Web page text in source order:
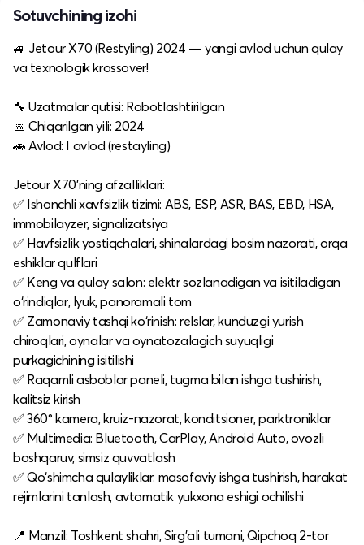
Sotuvchining izohi
🚙 Jetour X70 (Restyling) 2024 — yangi avlod uchun qulay
va texnologik krossover!
🔧 Uzatmalar qutisi: Robotlashtirilgan
📅 Chiqarilgan yili: 2024
🚗 Avlod: I avlod (restayling)
Jetour X70’ning afzalliklari:
✅ Ishonchli xavfsizlik tizimi: ABS, ESP, ASR, BAS, EBD, HSA,
immobilayzer, signalizatsiya
✅ Havfsizlik yostiqchalari, shinalardagi bosim nazorati, orqa
eshiklar qulflari
✅ Keng va qulay salon: elektr sozlanadigan va isitiladigan
o‘rindiqlar, lyuk, panoramali tom
✅ Zamonaviy tashqi ko‘rinish: relslar, kunduzgi yurish
chiroqlari, oynalar va oynatozalagich suyuqligi
purkagichining isitilishi
✅ Raqamli asboblar paneli, tugma bilan ishga tushirish,
kalitsiz kirish
✅ 360° kamera, kruiz-nazorat, konditsioner, parktroniklar
✅ Multimedia: Bluetooth, CarPlay, Android Auto, ovozli
boshqaruv, simsiz quvvatlash
✅ Qo‘shimcha qulayliklar: masofaviy ishga tushirish, harakat
rejimlarini tanlash, avtomatik yukxona eshigi ochilishi
📍 Manzil: Toshkent shahri, Sirg'ali tumani, Qipchoq 2-tor